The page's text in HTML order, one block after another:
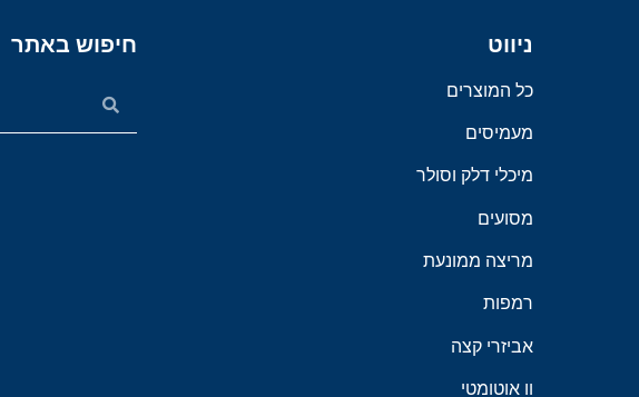
ניווט
כל המוצרים
מעמיסים
מיכלי דלק וסולר
מסועים
מריצה ממונעת
רמפות
אביזרי קצה
וו אוטומטי
חיפוש באתר